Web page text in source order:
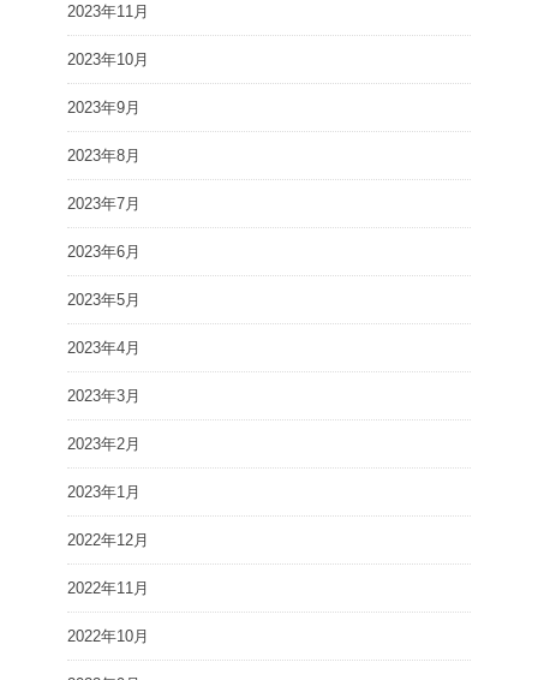
2023年11月
2023年10月
2023年9月
2023年8月
2023年7月
2023年6月
2023年5月
2023年4月
2023年3月
2023年2月
2023年1月
2022年12月
2022年11月
2022年10月